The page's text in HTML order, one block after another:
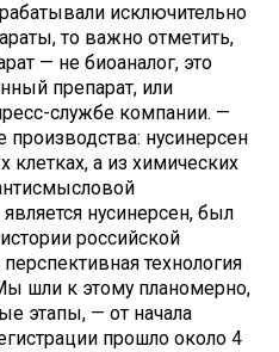
исключительно
то важно отметить,
— не биоаналог, это
препарат, или
службе компании. —
производства: нусинерсен
клетках, а из химических
нусинерсен, был
российской
технология
шли к этому планомерно,
этапы, — от начала
прошло около 4